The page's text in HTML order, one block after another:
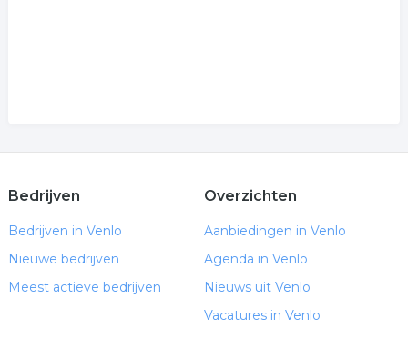
Bedrijven
Bedrijven in Venlo
Nieuwe bedrijven
Meest actieve bedrijven
Overzichten
Aanbiedingen in Venlo
Agenda in Venlo
Nieuws uit Venlo
Vacatures in Venlo